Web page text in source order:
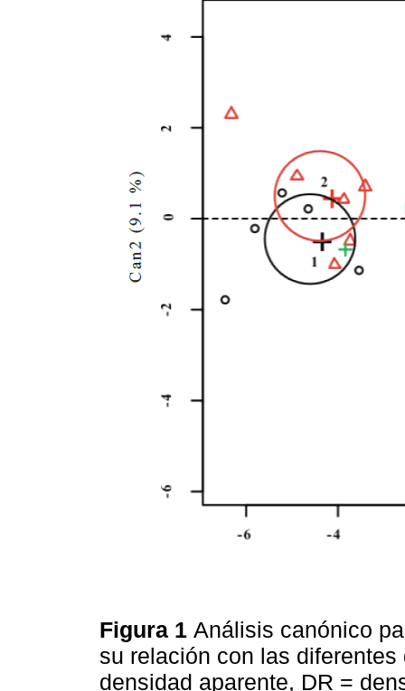
Figura 1 Análisis canónico
su relación con las
densidad aparente, DR =